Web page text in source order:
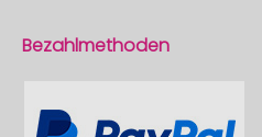
Bezahlmethoden